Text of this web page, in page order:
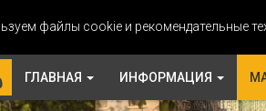
файлы cookie и рекомендательные
ГЛАВНАЯ ИНФОРМАЦИЯ